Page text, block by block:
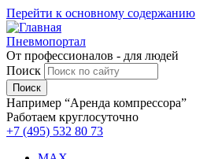
Перейти к основному содержанию
Пневмопортал
От профессионалов - для людей
Поиск
Например “Аренда компрессора”
Работаем круглосуточно
+7 (495) 532 80 73